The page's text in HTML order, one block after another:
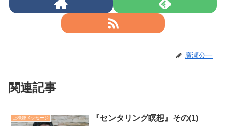
廣瀬公一
関連記事
上機嫌メッセージ 『センタリング瞑想』その(1)